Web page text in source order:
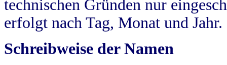
technischen Gründen nur
erfolgt nach Tag, Monat und Jahr.
Schreibweise der Namen